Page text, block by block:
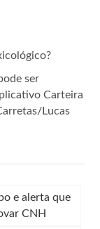
ser
Carteira
Lucas
e alerta que
CNH